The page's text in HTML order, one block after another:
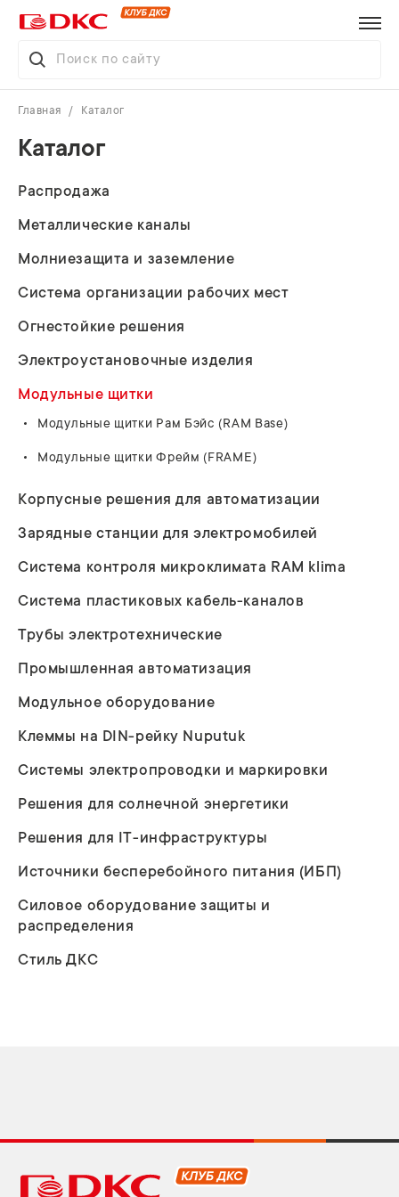
Главная Каталог
Каталог
Распродажа
Металлические каналы
Молниезащита и заземление
Система организации рабочих мест
Огнестойкие решения
Электроустановочные изделия
Модульные щитки
Модульные щитки Рам Бэйс (RAM Base)
Модульные щитки Фрейм (FRAME)
Корпусные решения для автоматизации
Зарядные станции для электромобилей
Система контроля микроклимата RAM klima
Система пластиковых кабель-каналов
Трубы электротехнические
Промышленная автоматизация
Модульное оборудование
Клеммы на DIN-рейку Nuputuk
Системы электропроводки и маркировки
Решения для солнечной энергетики
Решения для IT-инфраструктуры
Источники бесперебойного питания (ИБП)
Силовое оборудование защиты и
распределения
Стиль ДКС